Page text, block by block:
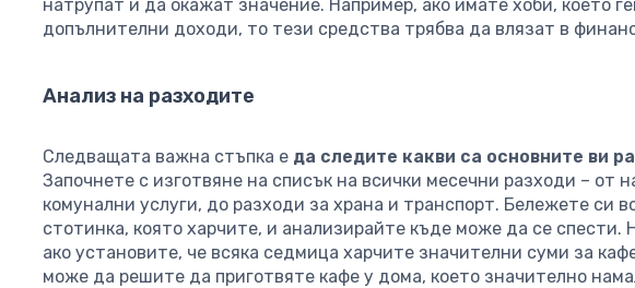
натрупат и да окажат значение. Например, ако имате хоби, което
допълнителни доходи, то тези средства трябва да влязат в
Анализ на разходите
Следващата важна стъпка е да следите какви са основните ви
Започнете с изготвяне на списък на всички месечни разходи – от
комунални услуги, до разходи за храна и транспорт. Бележете си
стотинка, която харчите, и анализирайте къде може да се спести.
ако установите, че всяка седмица харчите значителни суми за
може да решите да приготвяте кафе у дома, което значително